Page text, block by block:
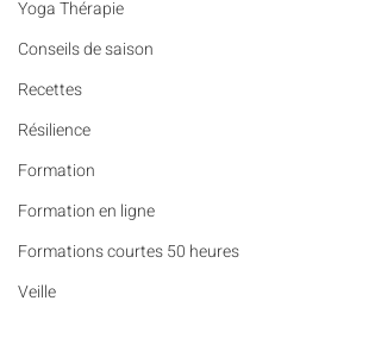
Yoga Thérapie
Conseils de saison
Recettes
Résilience
Formation
Formation en ligne
Formations courtes 50 heures
Veille